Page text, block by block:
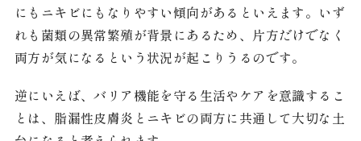
にもニキビにもなりやすい傾向があるといえます。いず
れも菌類の異常繁殖が背景にあるため、片方だけでなく
両方が気になるという状況が起こりうるのです。
逆にいえば、バリア機能を守る生活やケアを意識するこ
とは、脂漏性皮膚炎とニキビの両方に共通して大切な土